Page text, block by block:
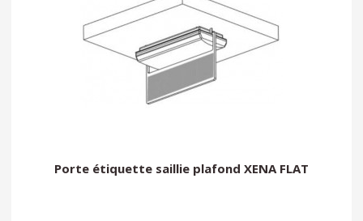
Porte étiquette saillie plafond XENA FLAT